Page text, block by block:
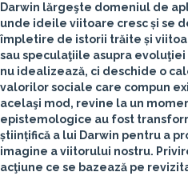
Darwin lărgeşte domeniul de
unde ideile viitoare cresc și se
împletire de istorii trăite și
sau speculaţiile asupra
nu idealizează, ci deschide o
valorilor sociale care compun
acelaşi mod, revine la un
epistemologice au fost
științifică a lui Darwin pentru a
imagine a viitorului nostru.
acţiune ce se bazează pe